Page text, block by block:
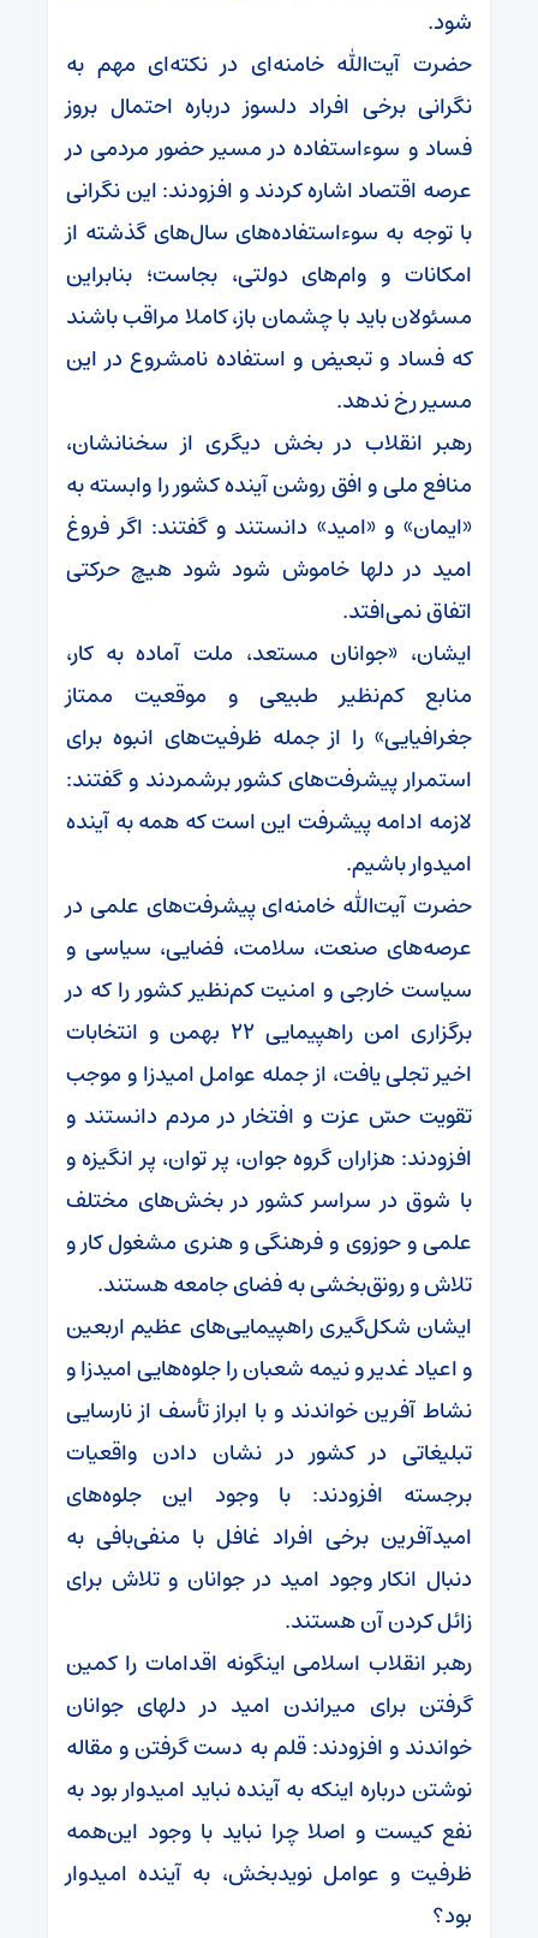
شود.
حضرت آیت‌الله خامنه‌ای در نکته‌ای مهم به
نگرانی برخی افراد دلسوز درباره احتمال بروز
فساد و سوءاستفاده در مسیر حضور مردمی در
عرصه اقتصاد اشاره کردند و افزودند: این نگرانی
با توجه به سوءاستفاده‌های سال‌های گذشته از
امکانات و وام‌های دولتی، بجاست؛ بنابراین
مسئولان باید با چشمان باز، کاملا مراقب باشند
که فساد و تبعیض و استفاده نامشروع در این
مسیر رخ ندهد.
رهبر انقلاب در بخش دیگری از سخنانشان،
منافع ملی و افق روشن آینده کشور را وابسته به
«ایمان» و «امید» دانستند و گفتند: اگر فروغ
امید در دلها خاموش شود شود هیچ حرکتی
اتفاق نمی‌افتد.
ایشان، «جوانان مستعد، ملت آماده به کار،
منابع کم‌نظیر طبیعی و موقعیت ممتاز
جغرافیایی» را از جمله ظرفیت‌های انبوه برای
استمرار پیشرفت‌های کشور برشمردند و گفتند:
لازمه ادامه پیشرفت این است که همه به آینده
امیدوار باشیم.
حضرت آیت‌الله خامنه‌ای پیشرفت‌های علمی در
عرصه‌های صنعت، سلامت، فضایی، سیاسی و
سیاست خارجی و امنیت کم‌نظیر کشور را که در
برگزاری امن راهپیمایی ۲۲ بهمن و انتخابات
اخیر تجلی یافت، از جمله عوامل امیدزا و موجب
تقویت حسّ عزت و افتخار در مردم دانستند و
افزودند: هزاران گروه جوان، پر توان، پر انگیزه و
با شوق در سراسر کشور در بخش‌های مختلف
علمی و حوزوی و فرهنگی و هنری مشغول کار و
تلاش و رونق‌بخشی به فضای جامعه هستند.
ایشان شکل‌گیری راهپیمایی‌های عظیم اربعین
و اعیاد غدیر و نیمه شعبان را جلوه‌هایی امیدزا و
نشاط آفرین خواندند و با ابراز تأسف از نارسایی
تبلیغاتی در کشور در نشان دادن واقعیات
برجسته افزودند: با وجود این جلوه‌های
امیدآفرین برخی افراد غافل با منفی‌بافی به
دنبال انکار وجود امید در جوانان و تلاش برای
زائل کردن آن هستند.
رهبر انقلاب اسلامی اینگونه اقدامات را کمین
گرفتن برای میراندن امید در دلهای جوانان
خواندند و افزودند: قلم به دست گرفتن و مقاله
نوشتن درباره اینکه به آینده نباید امیدوار بود به
نفع کیست و اصلا چرا نباید با وجود این‌همه
ظرفیت و عوامل نویدبخش، به آینده امیدوار
بود؟